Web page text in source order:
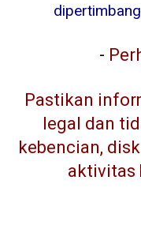
-
Pastikan
legal dan
kebencian,
aktivitas